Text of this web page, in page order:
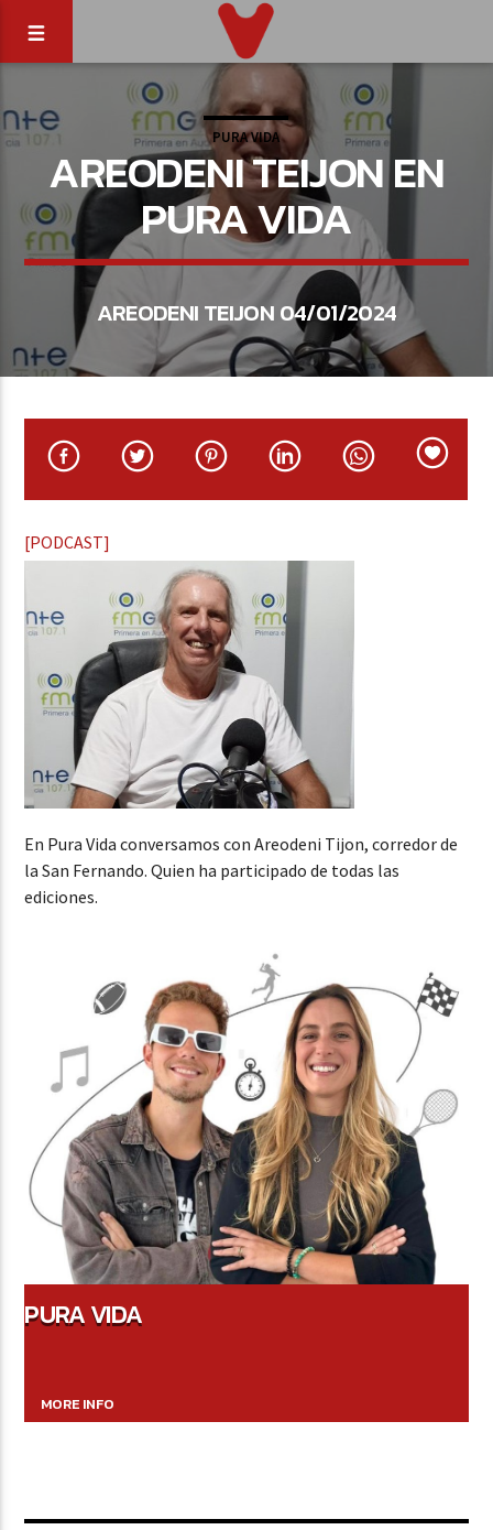
PURA VIDA
AREODENI TEIJON EN
PURA VIDA
AREODENI TEIJON 04/01/2024
[PODCAST]
En Pura Vida conversamos con Areodeni Tijon, corredor de
la San Fernando. Quien ha participado de todas las
ediciones.
PURA VIDA
MORE INFO